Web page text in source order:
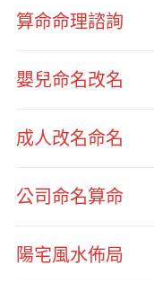
算命命理諮詢
嬰兒命名改名
成人改名命名
公司命名算命
陽宅風水佈局